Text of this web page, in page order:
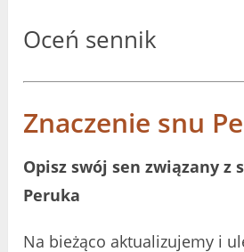
Oceń sennik
Znaczenie snu
Opisz swój sen związany z
Peruka
Na bieżąco aktualizujemy i